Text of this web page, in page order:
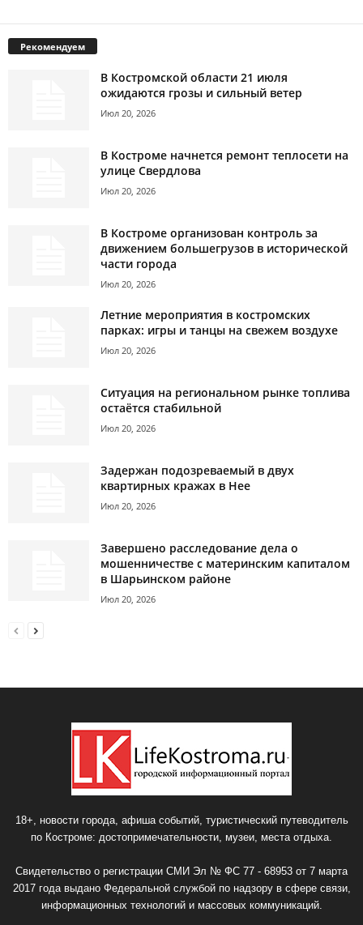
Рекомендуем
В Костромской области 21 июля
ожидаются грозы и сильный ветер
Июл 20, 2026
В Костроме начнется ремонт теплосети на
улице Свердлова
Июл 20, 2026
В Костроме организован контроль за
движением большегрузов в исторической
части города
Июл 20, 2026
Летние мероприятия в костромских
парках: игры и танцы на свежем воздухе
Июл 20, 2026
Ситуация на региональном рынке топлива
остаётся стабильной
Июл 20, 2026
Задержан подозреваемый в двух
квартирных кражах в Нее
Июл 20, 2026
Завершено расследование дела о
мошенничестве с материнским капиталом
в Шарьинском районе
Июл 20, 2026
18+, новости города, афиша событий, туристический путеводитель
по Костроме: достопримечательности, музеи, места отдыха.
Свидетельство о регистрации СМИ Эл № ФС 77 - 68953 от 7 марта
2017 года выдано Федеральной службой по надзору в сфере связи,
информационных технологий и массовых коммуникаций.